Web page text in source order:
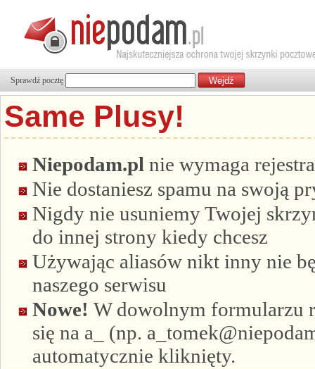
Sprawdź pocztę
Same Plusy!
Niepodam.pl nie wymaga
Nie dostaniesz spamu na swoją
Nigdy nie usuniemy Twojej
do innej strony kiedy chcesz
Używając aliasów nikt inny nie
naszego serwisu
Nowe! W dowolnym formularzu
się na a_ (np.
automatycznie kliknięty.